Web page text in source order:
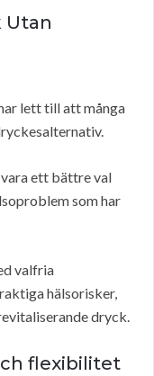
Utan
lett till att många
ett bättre val
som har
valfria
hälsorisker,
dryck.
flexibilitet